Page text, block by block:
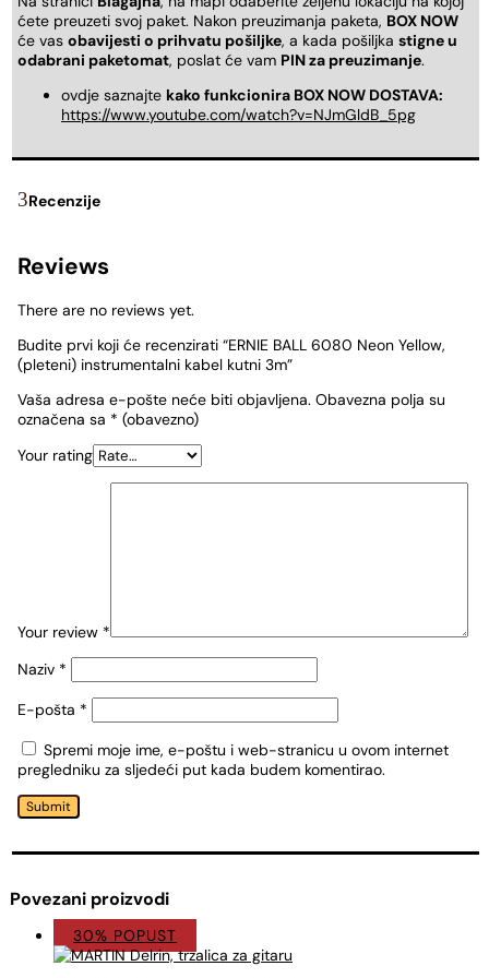
ćete preuzeti svoj paket. Nakon preuzimanja paketa, BOX NOW
će vas obavijesti o prihvatu pošiljke, a kada pošiljka stigne u
odabrani paketomat, poslat će vam PIN za preuzimanje.
ovdje saznajte kako funkcionira BOX NOW DOSTAVA:
https://www.youtube.com/watch?v=NJmGldB_5pg
Recenzije
Reviews
There are no reviews yet.
Budite prvi koji će recenzirati “ERNIE BALL 6080 Neon Yellow,
(pleteni) instrumentalni kabel kutni 3m”
Vaša adresa e-pošte neće biti objavljena. Obavezna polja su
označena sa * (obavezno)
Your rating
Your review *
Naziv *
E-pošta *
Spremi moje ime, e-poštu i web-stranicu u ovom internet
pregledniku za sljedeći put kada budem komentirao.
Submit
Povezani proizvodi
30% POPUST